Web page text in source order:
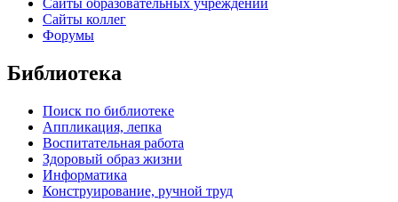
Сайты коллег
Форумы
Библиотека
Поиск по библиотеке
Аппликация, лепка
Воспитательная работа
Здоровый образ жизни
Информатика
Конструирование, ручной труд